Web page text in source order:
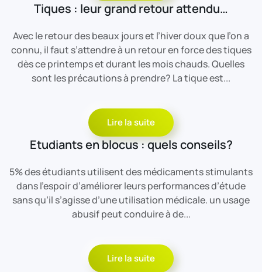
Tiques : leur grand retour attendu…
Avec le retour des beaux jours et l’hiver doux que l’on a
connu, il faut s’attendre à un retour en force des tiques
dès ce printemps et durant les mois chauds. Quelles
sont les précautions à prendre? La tique est...
Lire la suite
Etudiants en blocus : quels conseils?
5% des étudiants utilisent des médicaments stimulants
dans l’espoir d’améliorer leurs performances d’étude
sans qu’il s’agisse d’une utilisation médicale. un usage
abusif peut conduire à de...
Lire la suite